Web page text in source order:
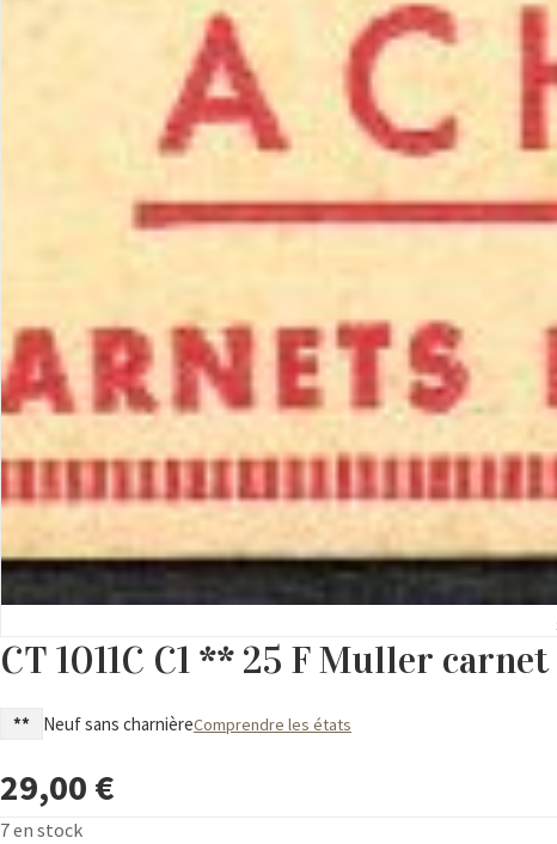
CT 1011C C1 ** 25 F Muller
** Neuf sans charnièreComprendre les états
29,00 €
7 en stock